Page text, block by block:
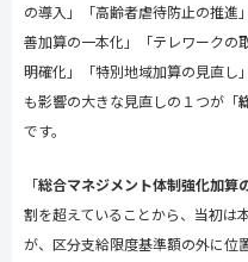
の導入」「高齢者虐待防止の推進
善加算の一本化」「テレワークの
明確化」「特別地域加算の見直し
も影響の大きな見直しの１つが「
です。
「総合マネジメント体制強化加算
割を超えていることから、当初は
が、区分支給限度基準額の外に位